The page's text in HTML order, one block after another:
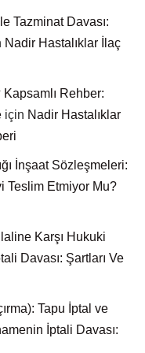
Tazminat Davası:
Nadir Hastalıklar İlaç
Rehber:
için Nadir Hastalıklar
İnşaat Sözleşmeleri:
Teslim Etmiyor Mu?
Karşı Hukuki
Davası: Şartları Ve
Tapu İptal ve
İptali Davası: